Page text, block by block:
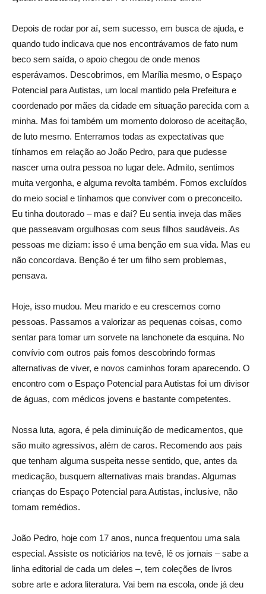
Depois de rodar por aí, sem sucesso, em busca de ajuda, e
quando tudo indicava que nos encontrávamos de fato num
beco sem saída, o apoio chegou de onde menos
esperávamos. Descobrimos, em Marília mesmo, o Espaço
Potencial para Autistas, um local mantido pela Prefeitura e
coordenado por mães da cidade em situação parecida com a
minha. Mas foi também um momento doloroso de aceitação,
de luto mesmo. Enterramos todas as expectativas que
tínhamos em relação ao João Pedro, para que pudesse
nascer uma outra pessoa no lugar dele. Admito, sentimos
muita vergonha, e alguma revolta também. Fomos excluídos
do meio social e tínhamos que conviver com o preconceito.
Eu tinha doutorado – mas e daí? Eu sentia inveja das mães
que passeavam orgulhosas com seus filhos saudáveis. As
pessoas me diziam: isso é uma benção em sua vida. Mas eu
não concordava. Benção é ter um filho sem problemas,
pensava.
Hoje, isso mudou. Meu marido e eu crescemos como
pessoas. Passamos a valorizar as pequenas coisas, como
sentar para tomar um sorvete na lanchonete da esquina. No
convívio com outros pais fomos descobrindo formas
alternativas de viver, e novos caminhos foram aparecendo. O
encontro com o Espaço Potencial para Autistas foi um divisor
de águas, com médicos jovens e bastante competentes.
Nossa luta, agora, é pela diminuição de medicamentos, que
são muito agressivos, além de caros. Recomendo aos pais
que tenham alguma suspeita nesse sentido, que, antes da
medicação, busquem alternativas mais brandas. Algumas
crianças do Espaço Potencial para Autistas, inclusive, não
tomam remédios.
João Pedro, hoje com 17 anos, nunca frequentou uma sala
especial. Assiste os noticiários na tevê, lê os jornais – sabe a
linha editorial de cada um deles –, tem coleções de livros
sobre arte e adora literatura. Vai bem na escola, onde já deu